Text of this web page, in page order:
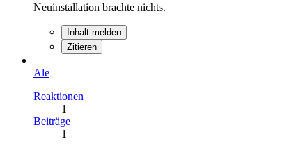
Neuinstallation brachte nichts.
Inhalt melden
Zitieren
Ale
Reaktionen
1
Beiträge
1